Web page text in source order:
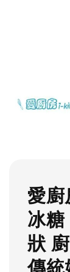
愛廚
冰糖
狀
傳統